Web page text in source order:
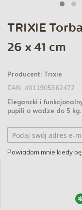
TRIXIE
26 x 41 cm
Producent: Trixie
EAN: 4011905362472
Elegancki i
pupili o wadze do 5 kg.
Powiadom mnie kiedy